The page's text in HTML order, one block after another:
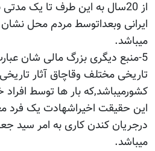
از 20سال به این طرف تا یک
ایرانی وبعداتوسط مردم محل
میباشد.
5-منبع دیگری بزرگ مالی شان
تاریخی مختلف وقاچاق آثار
کشورمیباشد,که بار ها توسط افراد
این حقیقت اخیراشهادت یک فرد
درجریان کندن کاری به امر سید
میباشد.